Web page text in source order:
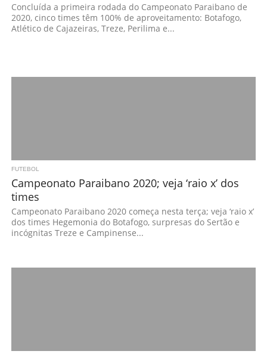
Concluída a primeira rodada do Campeonato Paraibano de
2020, cinco times têm 100% de aproveitamento: Botafogo,
Atlético de Cajazeiras, Treze, Perilima e...
FUTEBOL
Campeonato Paraibano 2020; veja ‘raio x’ dos
times
Campeonato Paraibano 2020 começa nesta terça; veja ‘raio x’
dos times Hegemonia do Botafogo, surpresas do Sertão e
incógnitas Treze e Campinense...